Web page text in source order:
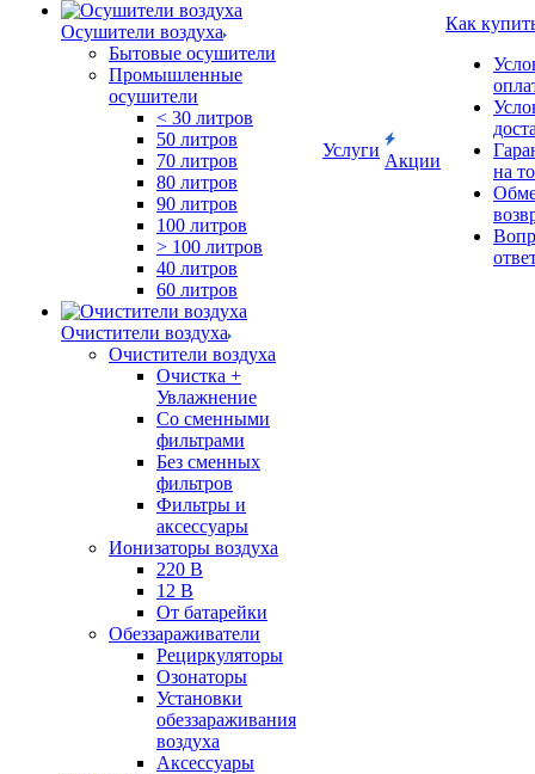
Осушители воздуха
Бытовые осушители
Промышленные
осушители
< 30 литров
50 литров
70 литров
80 литров
90 литров
100 литров
> 100 литров
40 литров
60 литров
Очистители воздуха
Очистители воздуха
Очистка +
Увлажнение
Cо сменными
фильтрами
Без сменных
фильтров
Фильтры и
аксессуары
Ионизаторы воздуха
220 В
12 В
От батарейки
Обеззараживатели
Рециркуляторы
Озонаторы
Установки
обеззараживания
воздуха
Аксессуары
Услуги
Акции
Как
на